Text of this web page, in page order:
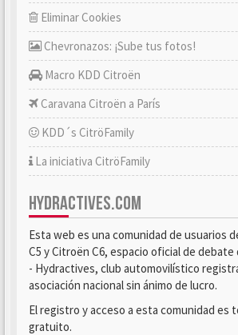
Eliminar Cookies
Chevronazos: ¡Sube tus fotos!
Macro KDD Citroën
Caravana Citroën a París
KDD´s CitröFamily
La iniciativa CitröFamily
HYDRACTIVES.COM
Esta web es una comunidad de usuarios
C5 y Citroën C6, espacio oficial de debate
- Hydractives, club automovilístico
asociación nacional sin ánimo de lucro.
El registro y acceso a esta comunidad es
gratuito.